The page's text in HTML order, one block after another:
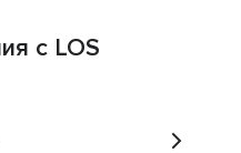
с LOS